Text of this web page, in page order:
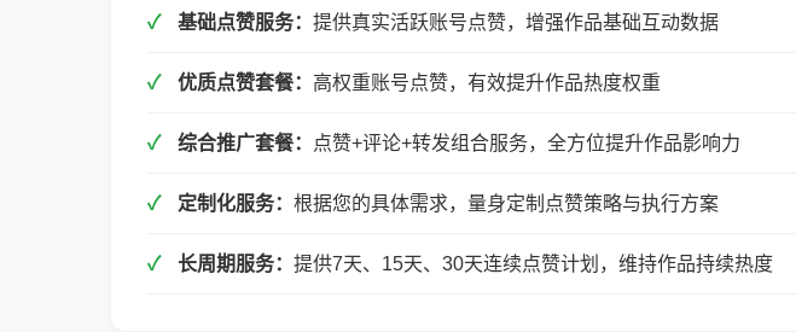
基础点赞服务： 提供真实活跃账号点赞，增强作品基础互动数据
优质点赞套餐： 高权重账号点赞，有效提升作品热度权重
综合推广套餐： 点赞+评论+转发组合服务，全方位提升作品影响力
定制化服务： 根据您的具体需求，量身定制点赞策略与执行方案
长周期服务： 提供7天、15天、30天连续点赞计划，维持作品持续热度